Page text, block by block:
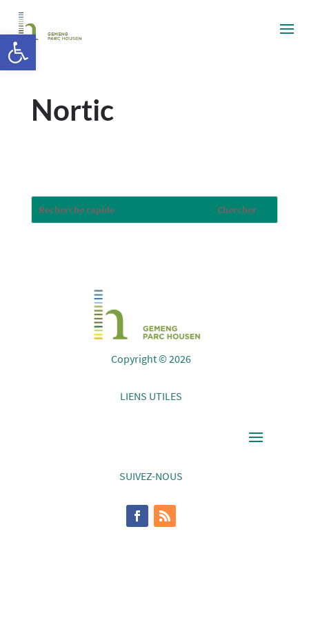
Nortic
Copyright © 2026
LIENS UTILES
SUIVEZ-NOUS
Ouvrir la barre d’outils